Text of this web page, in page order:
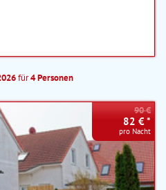
für4 Personen
90 €
82 € *
pro Nacht